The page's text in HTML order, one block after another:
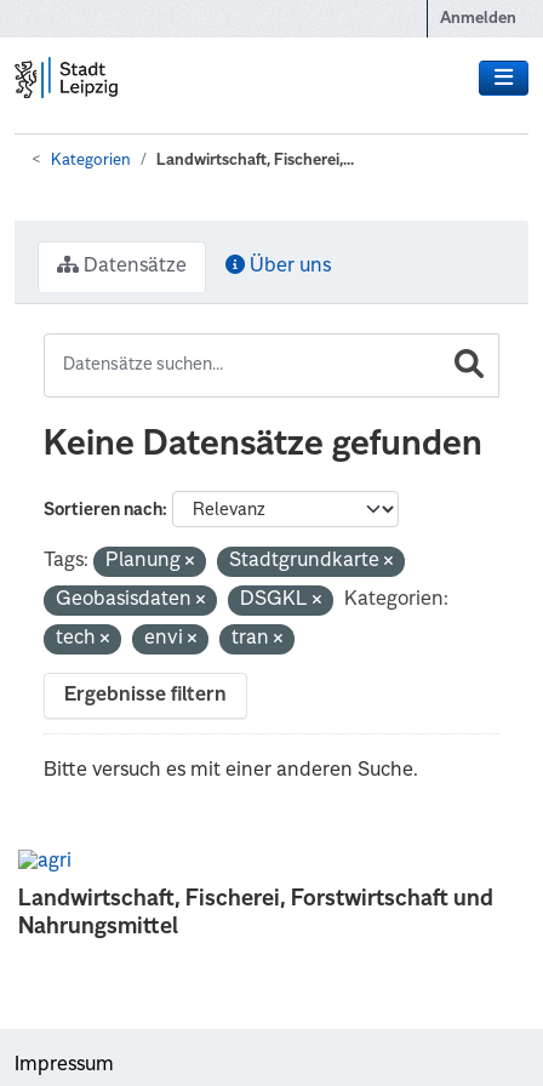
Anmelden
Kategorien Landwirtschaft, Fischerei,...
Landwirtschaft, Fischerei, Forstwirtschaft und
Nahrungsmittel
Datensätze Über uns
Keine Datensätze gefunden
Sortieren nach
Tags: Planung
Stadtgrundkarte
Geobasisdaten
DSGKL
Kategorien:
tech
envi tran
Ergebnisse filtern
Bitte versuch es mit einer anderen Suche.
Impressum